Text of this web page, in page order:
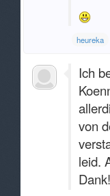
heureka
Ich
von
leid.
Dank!